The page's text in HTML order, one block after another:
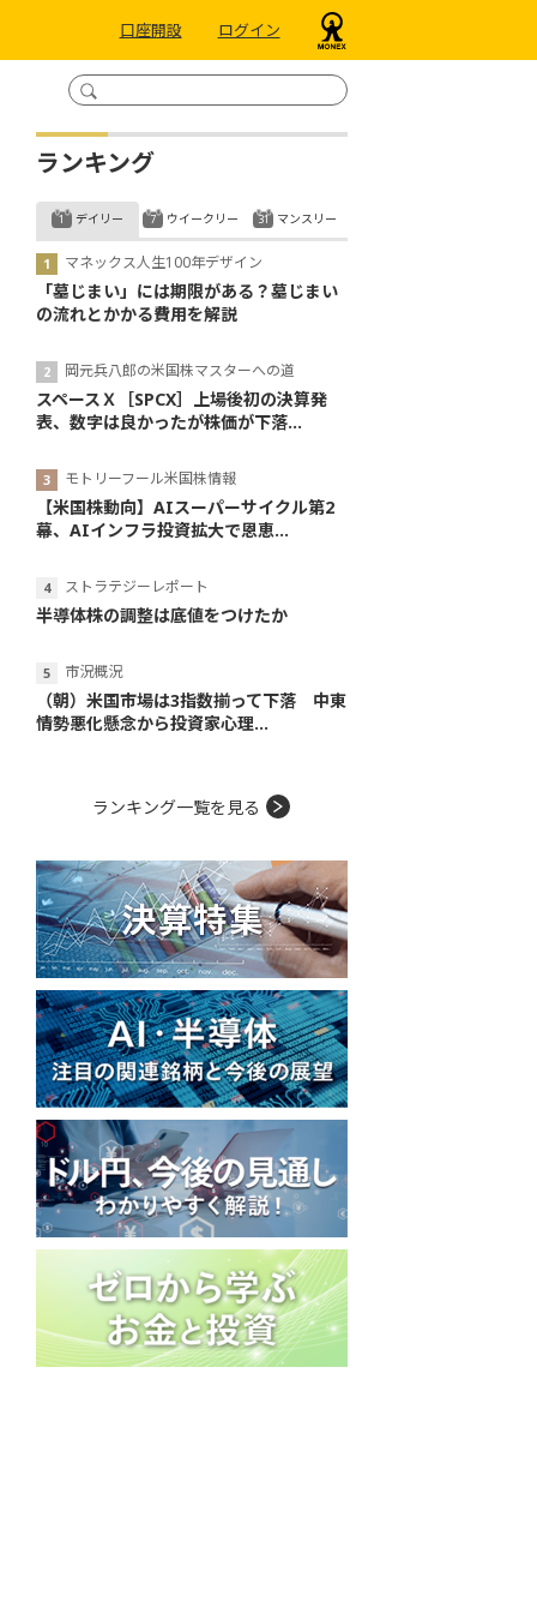
口座開設 ログイン
ランキング
デイリー
マネックス人生100年デザイン
「墓じまい」には期限がある？墓じまい
の流れとかかる費用を解説
岡元兵八郎の米国株マスターへの道
スペースＸ［SPCX］上場後初の決算発
表、数字は良かったが株価が下落...
モトリーフール米国株情報
【米国株動向】AIスーパーサイクル第2
幕、AIインフラ投資拡大で恩恵...
ストラテジーレポート
半導体株の調整は底値をつけたか
市況概況
（朝）米国市場は3指数揃って下落 中東
情勢悪化懸念から投資家心理...
ウイークリー マンスリー
ランキング一覧を見る